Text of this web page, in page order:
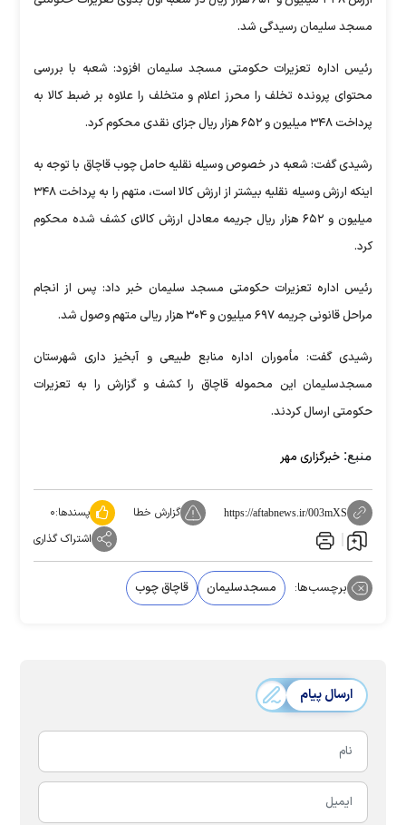
مسجد سلیمان رسیدگی شد.
رئیس اداره تعزیرات حکومتی مسجد سلیمان افزود: شعبه با بررسی
محتوای پرونده تخلف را محرز اعلام و متخلف را علاوه بر ضبط کالا به
پرداخت ۳۴۸ میلیون و ۶۵۲ هزار ریال جزای نقدی محکوم کرد.
رشیدی گفت: شعبه در خصوص وسیله نقلیه حامل چوب قاچاق با توجه به
اینکه ارزش وسیله نقلیه بیشتر از ارزش کالا است، متهم را به پرداخت ۳۴۸
میلیون و ۶۵۲ هزار ریال جریمه معادل ارزش کالای کشف شده محکوم
کرد.
رئیس اداره تعزیرات حکومتی مسجد سلیمان خبر داد: پس از انجام
مراحل قانونی جریمه ۶۹۷ میلیون و ۳۰۴ هزار ریالی متهم وصول شد.
رشیدی گفت: مأموران اداره منابع طبیعی و آبخیز داری شهرستان
مسجدسلیمان این محموله قاچاق را کشف و گزارش را به تعزیرات
حکومتی ارسال کردند.
منبع: خبرگزاری مهر
https://aftabnews.ir/003mXS گزارش خطا پسندها:۰
اشتراک گذاری
برچسب‌ها: مسجدسلیمان قاچاق چوب
ارسال پیام